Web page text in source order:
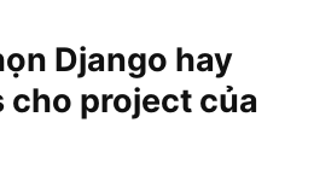
Django hay
cho project của